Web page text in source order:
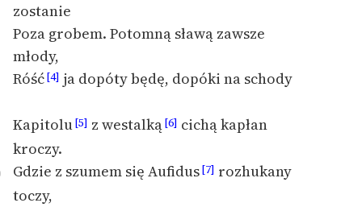
Lektur
O nas
O projekcie
Zespół
zostanie
Poza grobem. Potomną sławą zawsze
młody,
Róść[4] ja dopóty będę, dopóki na schody
Kapitolu[5] z westalką[6] cichą kapłan
kroczy.
Gdzie z szumem się Aufidus[7] rozhukany
toczy,